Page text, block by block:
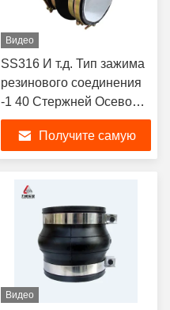
Видео
SS316 И т.д. Тип зажима
резинового соединения
-1 40 Стержней Осевое
смещение Радиальное
смещение Тип 2
Получите самую
Видео